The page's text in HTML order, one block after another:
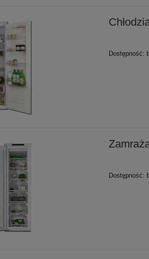
Dostępność:
Dostępność: